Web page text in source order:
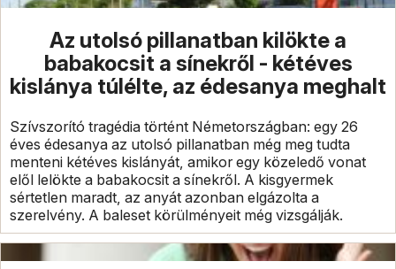
Az utolsó pillanatban kilökte a
babakocsit a sínekről - kétéves
kislánya túlélte, az édesanya meghalt
Szívszorító tragédia történt Németországban: egy 26
éves édesanya az utolsó pillanatban még meg tudta
menteni kétéves kislányát, amikor egy közeledő vonat
elől lelökte a babakocsit a sínekről. A kisgyermek
sértetlen maradt, az anyát azonban elgázolta a
szerelvény. A baleset körülményeit még vizsgálják.